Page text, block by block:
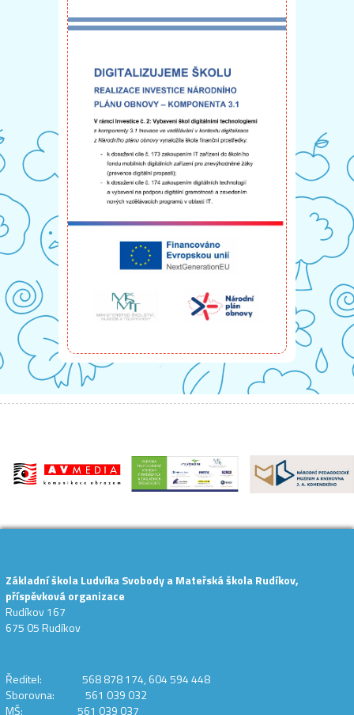
Základní škola Ludvíka Svobody a Mateřská škola Rudíkov,
příspěvková organizace
Rudíkov 167
675 05 Rudíkov
Ředitel: 568 878 174, 604 594 448
Sborovna: 561 039 032
MŠ: 561 039 037